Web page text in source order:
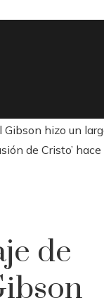
Gibson hizo un
de Cristo’
de